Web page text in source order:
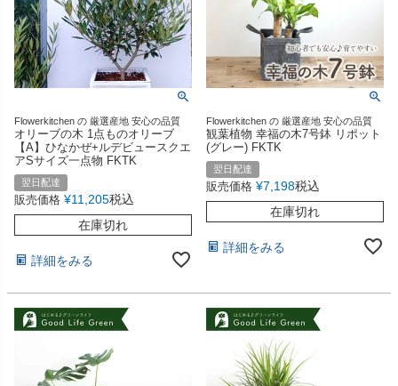
Flowerkitchen の 厳選産地 安心の品質
オリーブの木 1点ものオリーブ
【A】ひなかぜ+ルデビュースクエ
アSサイズ一点物 FKTK
翌日配達
販売価格 ¥11,205税込
在庫切れ
詳細をみる
Flowerkitchen の 厳選産地 安心の品質
観葉植物 幸福の木7号鉢 リポット
(グレー) FKTK
翌日配達
販売価格 ¥7,198税込
在庫切れ
詳細をみる